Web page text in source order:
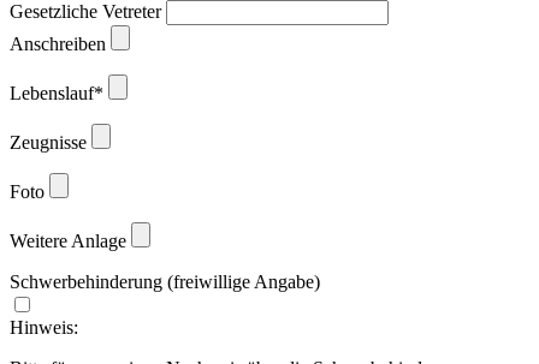
Gesetzliche Vetreter
Anschreiben
Lebenslauf*
Zeugnisse
Foto
Weitere Anlage
Schwerbehinderung (freiwillige Angabe)
Hinweis: